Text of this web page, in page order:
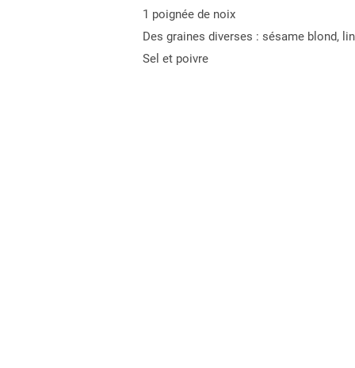
1 poignée de noix
Des graines diverses : sésame blond,
Sel et poivre